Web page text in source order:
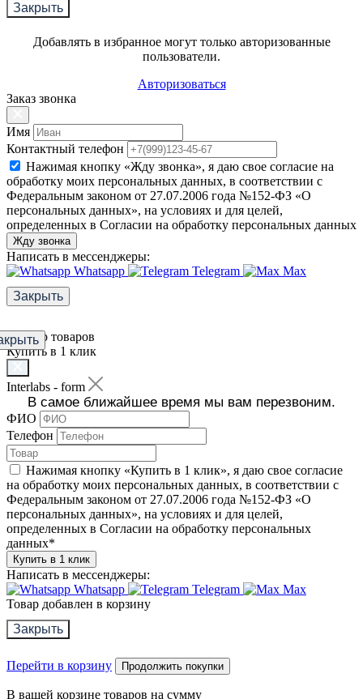
Закрыть
Добавлять в избранное могут только авторизованные
пользователи.
Авторизоваться
Заказ звонка
Имя
Контактный телефон
Нажимая кнопку «Жду звонка», я даю свое согласие на
обработку моих персональных данных, в соответствии с
Федеральным законом от 27.07.2006 года №152-ФЗ «О
персональных данных», на условиях и для целей,
определенных в Согласии на обработку персональных данных
Жду звонка
Написать в мессенджеры:
Whatsapp
Telegram
Max
Закрыть
Фильтр товаров
Купить в 1 клик
Interlabs - form
В самое ближайшее время мы вам перезвоним.
ФИО
Телефон
Нажимая кнопку «Купить в 1 клик», я даю свое согласие
на обработку моих персональных данных, в соответствии с
Федеральным законом от 27.07.2006 года №152-ФЗ «О
персональных данных», на условиях и для целей,
определенных в Согласии на обработку персональных
данных*
Купить в 1 клик
Написать в мессенджеры:
Whatsapp
Telegram
Max
Товар добавлен в корзину
Закрыть
Перейти в корзину Продолжить покупки
В вашей корзине товаров на сумму